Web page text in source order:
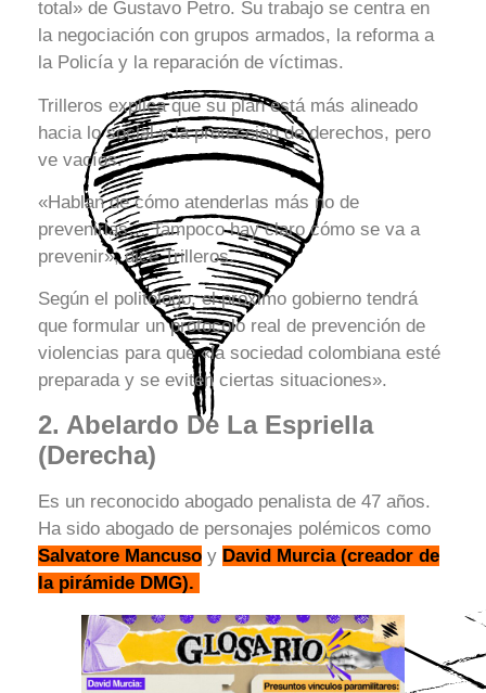
total» de Gustavo Petro. Su trabajo se centra en
la negociación con grupos armados, la reforma a
la Policía y la reparación de víctimas.
Trilleros explica que su plan está más alineado
hacia lo social y la protección de derechos, pero
ve vacíos.
«Hablan de cómo atenderlas más no de
prevenirlas… Tampoco hay claro cómo se va a
prevenir», dice Trilleros.
Según el politólogo, el próximo gobierno tendrá
que formular un protocolo real de prevención de
violencias para que «la sociedad colombiana esté
preparada y se eviten ciertas situaciones».
2. Abelardo De La Espriella
(Derecha)
Es un reconocido abogado penalista de 47 años.
Ha sido abogado de personajes polémicos como
Salvatore Mancuso y David Murcia (creador de
la pirámide DMG).